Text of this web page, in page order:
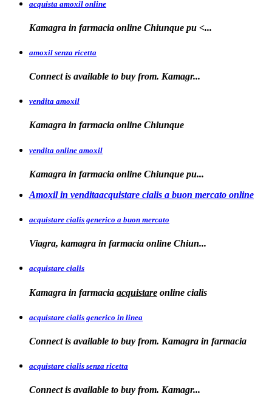
acquista amoxil online
Kamagra in farmacia online Chiunque pu <...
amoxil senza ricetta
Connect is available to buy from. Kamagr...
vendita amoxil
Kamagra in farmacia online Chiunque
vendita online amoxil
Kamagra in farmacia online Chiunque pu...
Amoxil in venditaacquistare cialis a buon mercato online
acquistare cialis generico a buon mercato
Viagra, kamagra in farmacia online Chiun...
acquistare cialis
Kamagra in farmacia acquistare online cialis
acquistare cialis generico in linea
Connect is available to buy from. Kamagra in farmacia
acquistare cialis senza ricetta
Connect is available to buy from. Kamagr...